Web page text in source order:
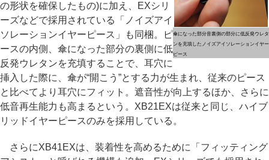
傘になった部分音裏側の部分に低反発ウレタ
ンを充填したノイズアイソレーションイヤー
ピース
の形状を確保したもの)に加え、EXシリ
ーズなどで採用されている「ノイズアイ
ソレーションイヤーピース」も同梱。ピ
ースの内側、傘になった部分の裏側に低
反発ウレタンを充填することで、耳穴に
挿入した際に、傘が“開こう”とする力が生まれ、従来のピース
と比べてより耳穴にフィット。遮音性が向上するほか、さらに
低音再生能力も高まるという。XB21EXは従来と同じ、ハイブ
リッドイヤーピースのみを採用している。
さらにXB41EXは、装着性を高めるために「フィッティング